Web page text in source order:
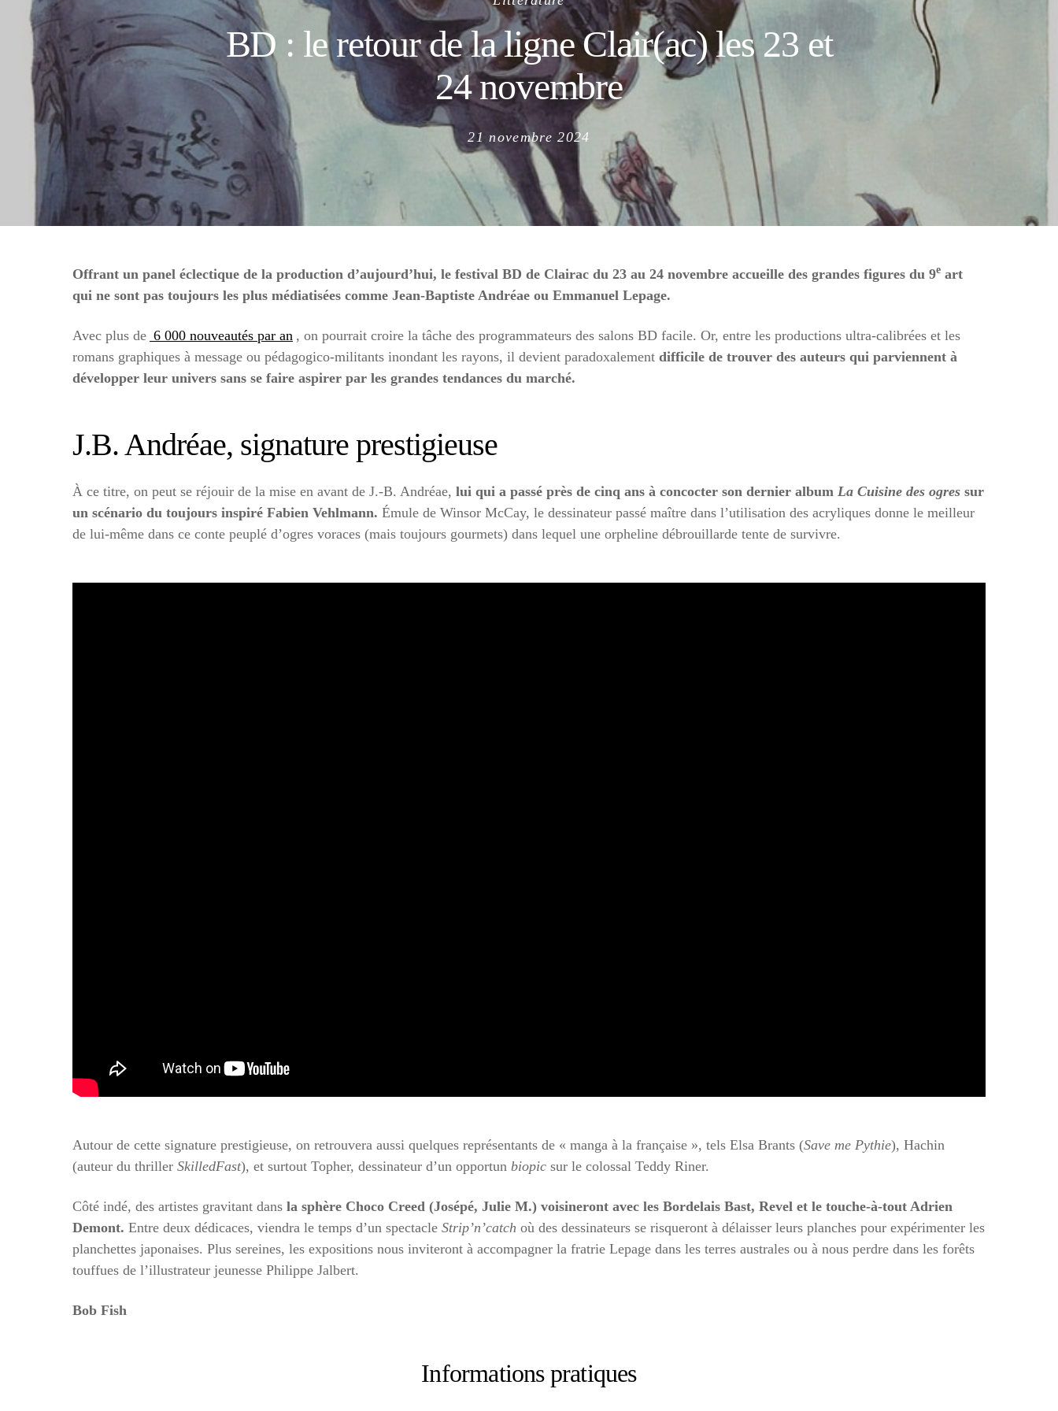
BD : le retour de la ligne Clair(ac) les 23 et
24 novembre
Posted
on
21 novembre 2024
Offrant un panel éclectique de la production d’aujourd’hui, le festival BD de Clairac du 23 au 24 novembre accueille des grandes figures du 9e art
qui ne sont pas toujours les plus médiatisées comme Jean-Baptiste Andréae ou Emmanuel Lepage.
Avec plus de 6 000 nouveautés par an , on pourrait croire la tâche des programmateurs des salons BD facile. Or, entre les productions ultra-calibrées et les
romans graphiques à message ou pédagogico-militants inondant les rayons, il devient paradoxalement difficile de trouver des auteurs qui parviennent à
développer leur univers sans se faire aspirer par les grandes tendances du marché.
J.B. Andréae, signature prestigieuse
À ce titre, on peut se réjouir de la mise en avant de J.-B. Andréae, lui qui a passé près de cinq ans à concocter son dernier album La Cuisine des ogres sur
un scénario du toujours inspiré Fabien Vehlmann. Émule de Winsor McCay, le dessinateur passé maître dans l’utilisation des acryliques donne le meilleur
de lui-même dans ce conte peuplé d’ogres voraces (mais toujours gourmets) dans lequel une orpheline débrouillarde tente de survivre.
Autour de cette signature prestigieuse, on retrouvera aussi quelques représentants de « manga à la française », tels Elsa Brants (Save me Pythie), Hachin
(auteur du thriller SkilledFast), et surtout Topher, dessinateur d’un opportun biopic sur le colossal Teddy Riner.
Côté indé, des artistes gravitant dans la sphère Choco Creed (Josépé, Julie M.) voisineront avec les Bordelais Bast, Revel et le touche-à-tout Adrien
Demont. Entre deux dédicaces, viendra le temps d’un spectacle Strip’n’catch où des dessinateurs se risqueront à délaisser leurs planches pour expérimenter les
planchettes japonaises. Plus sereines, les expositions nous inviteront à accompagner la fratrie Lepage dans les terres australes ou à nous perdre dans les forêts
touffues de l’illustrateur jeunesse Philippe Jalbert.
Bob Fish
Informations pratiques